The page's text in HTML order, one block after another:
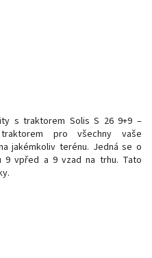
s traktorem Solis S 26 9+9 –
pro všechny vaše
jakémkoliv terénu. Jedná se o
9 vpřed a 9 vzad na trhu. Tato